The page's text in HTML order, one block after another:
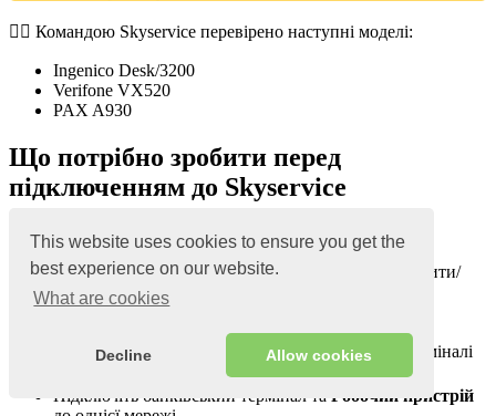
This website uses cookies to ensure you get the
best experience on our website.
What are cookies
Decline Allow cookies
☝🏻 Командою Skyservice перевірено наступні моделі:
Ingenico Desk/3200
Verifone VX520
PAX A930
Що потрібно зробити перед
підключенням до Skyservice
Для автоматизації роботи терміналу, потрібно –
Звернутись до працівників ПриватБанк, та уточнити/
запросити такі налаштування на терміналі:
протокол – JsonBased
касове суміщення – не жорстке
іконку “Касове суміщення”на самому терміналі
ℹ️ для терміналу PAX A930;
Підключіть банківський термінал та Робочий пристрій